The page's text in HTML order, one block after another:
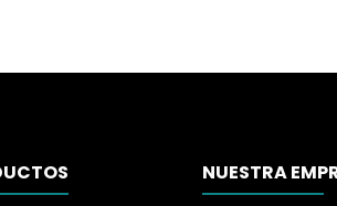
NUESTRA